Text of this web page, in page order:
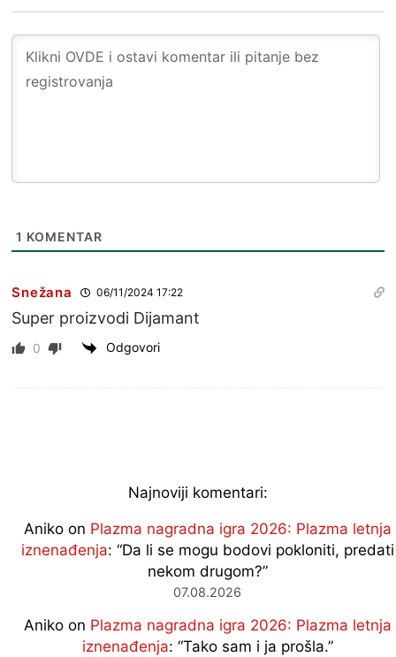
1 KOMENTAR
Snežana 06/11/2024 17:22
Super proizvodi Dijamant
0 Odgovori
Najnoviji komentari:
Anikoon Plazma nagradna igra 2026: Plazma letnja
iznenađenja: “Da li se mogu bodovi pokloniti, predati
nekom drugom?”
07.08.2026
Anikoon Plazma nagradna igra 2026: Plazma letnja
iznenađenja: “Tako sam i ja prošla.”